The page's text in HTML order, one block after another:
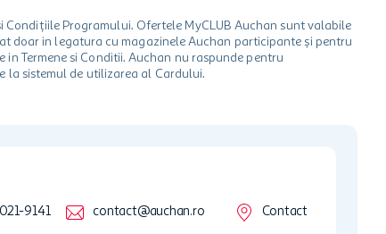
Condițiile Programului. Ofertele MyCLUB Auchan sunt valabile
doar in legatura cu magazinele Auchan participante și pentru
Termene si Conditii. Auchan nu raspunde pentru
la sistemul de utilizarea al Cardului.
021-9141 contact@auchan.ro Contact